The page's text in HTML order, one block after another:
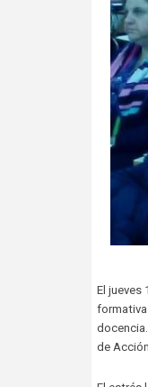
El jueves
de